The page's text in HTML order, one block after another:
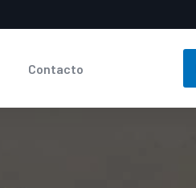
Contacto